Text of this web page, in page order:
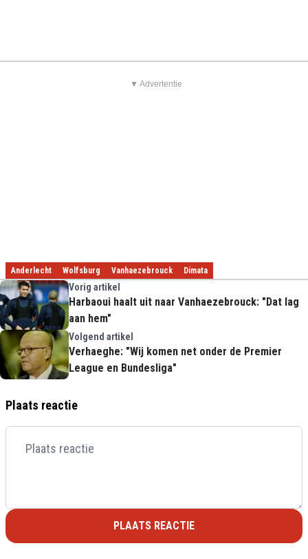
▼ Advertentie
Anderlecht Wolfsburg Vanhaezebrouck Dimata
Vorig artikel
Harbaoui haalt uit naar Vanhaezebrouck: "Dat lag
aan hem"
Volgend artikel
Verhaeghe: "Wij komen net onder de Premier
League en Bundesliga"
Plaats reactie
PLAATS REACTIE